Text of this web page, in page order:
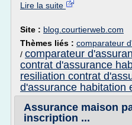
Lire la suite
Site : blog.courtierweb.com
Thèmes liés : comparateur
/ comparateur
contrat d'assurance
resiliation contrat
d'assurance habitation
Assurance maison
inscription ...